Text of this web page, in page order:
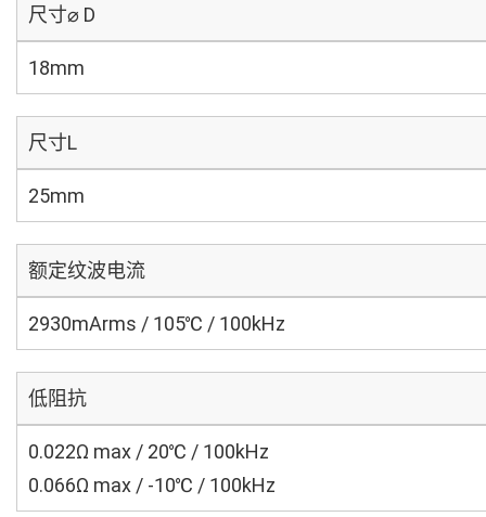
尺寸⌀ D
18mm
尺寸L
25mm
额定纹波电流
2930mArms / 105℃ / 100kHz
低阻抗
0.022Ω max / 20℃ / 100kHz
0.066Ω max / -10℃ / 100kHz